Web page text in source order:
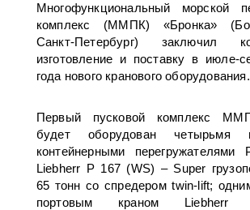
Многофункциональный морской
комплекс (ММПК) «Бронка»
Санкт-Петербург) заключил
изготовление и поставку в июле-
года нового кранового оборудования.
Первый пусковой комплекс
будет оборудован четырьмя
контейнерными перегружателями
Liebherr P 167 (WS) – Super
65 тонн со спредером twin-lift;
портовым краном